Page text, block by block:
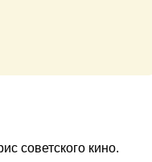
советского кино.